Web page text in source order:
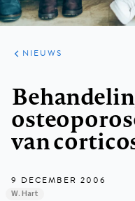
ARTIKELEN
HET
KORT
NIEUWS
van
9 DECEMBER 2006
W. Hart